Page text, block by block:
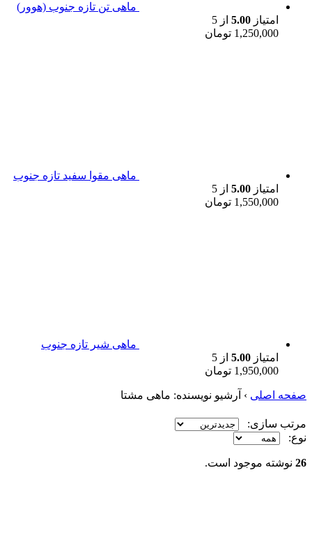
ماهی تن تازه جنوب (هوور)
امتیاز 5.00 از 5
1,250,000 تومان
ماهی مقوا سفید تازه جنوب
امتیاز 5.00 از 5
1,550,000 تومان
ماهی شیر تازه جنوب
امتیاز 5.00 از 5
1,950,000 تومان
صفحه اصلی › آرشیو نویسنده: ماهی مشتا
مرتب سازی:
نوع:
26 نوشته موجود است.